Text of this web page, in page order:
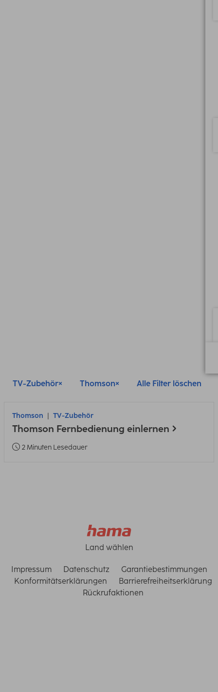
TV-Zubehör Thomson Alle Filter löschen
Thomson TV-Zubehör
Thomson Fernbedienung einlernen
2 Minuten Lesedauer
Land wählen
Impressum Datenschutz
Garantiebestimmungen
Konformitätserklärungen
Barrierefreiheitserklärung
Rückrufaktionen